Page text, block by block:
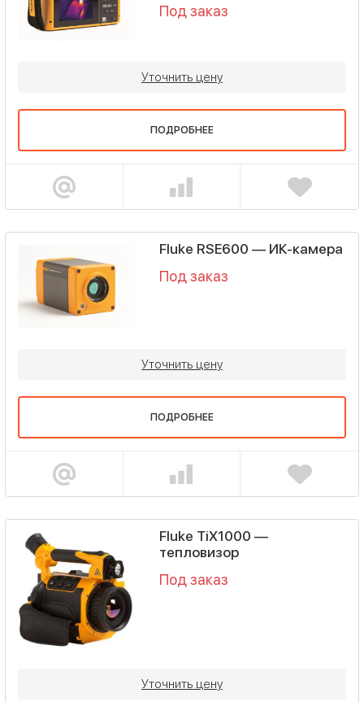
Под заказ
Уточнить цену
ПОДРОБНЕЕ
Fluke RSE600 — ИК-камера
Под заказ
Уточнить цену
ПОДРОБНЕЕ
Fluke TiX1000 —
тепловизор
Под заказ
Уточнить цену